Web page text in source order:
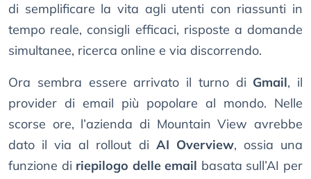
di semplificare la vita agli utenti con riassunti in
tempo reale, consigli efficaci, risposte a domande
simultanee, ricerca online e via discorrendo.
Ora sembra essere arrivato il turno di Gmail, il
provider di email più popolare al mondo. Nelle
scorse ore, l’azienda di Mountain View avrebbe
dato il via al rollout di AI Overview, ossia una
funzione di riepilogo delle email basata sull’AI per